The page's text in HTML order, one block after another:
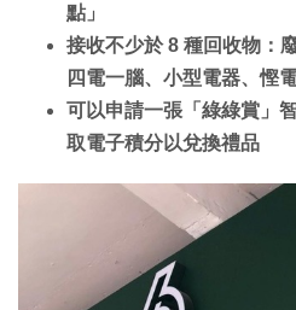
點」
接收不少於 8 種回收物：
四電一腦、小型電器、慳
可以申請一張「綠綠賞」
取電子積分以兌換禮品